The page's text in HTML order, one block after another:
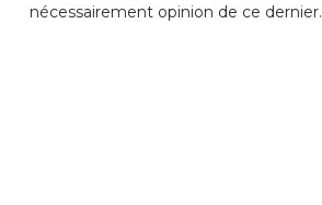
nécessairement opinion de ce dernier.